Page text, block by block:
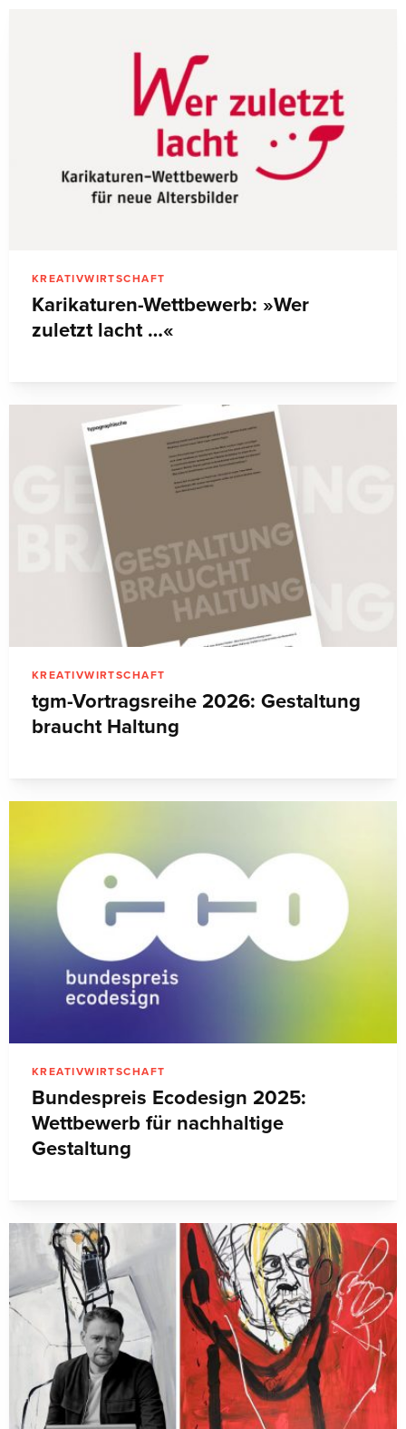
KREATIVWIRTSCHAFT
Karikaturen-Wettbewerb: »Wer
zuletzt lacht …«
KREATIVWIRTSCHAFT
tgm-Vortragsreihe 2026: Gestaltung
braucht Haltung
KREATIVWIRTSCHAFT
Bundespreis Ecodesign 2025:
Wettbewerb für nachhaltige
Gestaltung